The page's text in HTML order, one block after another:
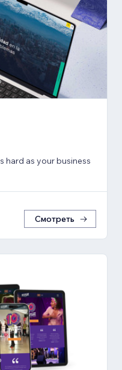
hard as your business
Смотреть